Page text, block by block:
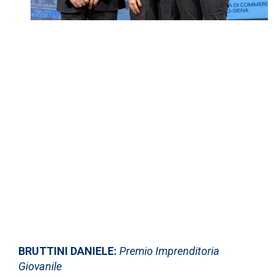
BRUTTINI DANIELE: Premio Imprenditoria
Giovanile